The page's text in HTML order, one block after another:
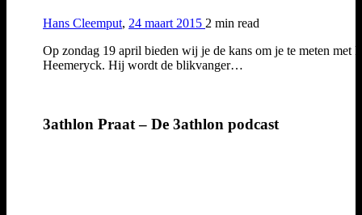
Hans Cleemput, 24 maart 2015 2 min read
Op zondag 19 april bieden wij je de kans om je te meten met
Heemeryck. Hij wordt de blikvanger…
3athlon Praat – De 3athlon podcast